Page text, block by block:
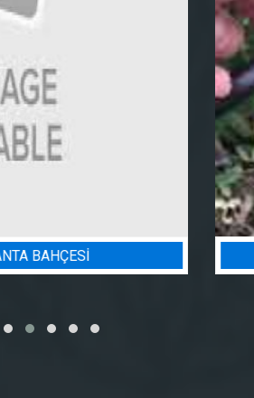
BADEM BAHÇESI SULAMA PROJESI